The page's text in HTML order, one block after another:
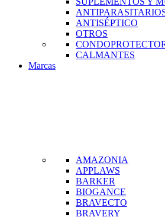
ANTISÉPTICO
OTROS
CALMANTES
Marcas
AMAZONIA
APPLAWS
BARKER
BIOGANCE
BRAVECTO
BRAVERY